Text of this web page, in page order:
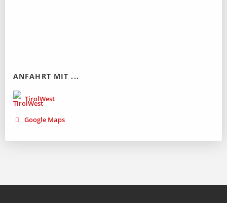
ANFAHRT MIT ...
TirolWest
Google Maps